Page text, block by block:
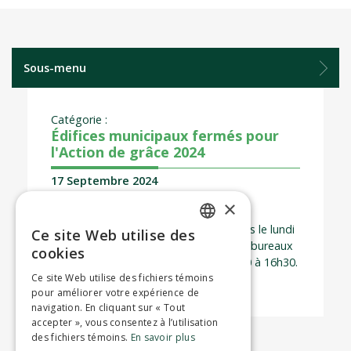
Sous-menu
Édifices municipaux fermés pour
l'Action de grâce 2024
Catégorie :
17 Septembre 2024
Nos bureaux municipaux seront fermés le lundi
14 octobre pour l’Action de grâce. Les bureaux
rouvriront le mardi 15 octobre de 8h30 à 16h30.
×
Ce site Web utilise des
cookies
Ce site Web utilise des fichiers témoins
pour améliorer votre expérience de
navigation. En cliquant sur « Tout
accepter », vous consentez à l’utilisation
des fichiers témoins. En savoir plus